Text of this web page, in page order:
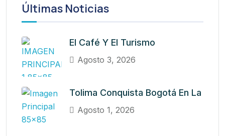
Últimas Noticias
El Café Y El Turismo
Agosto 3, 2026
Tolima Conquista Bogotá En La
Agosto 1, 2026